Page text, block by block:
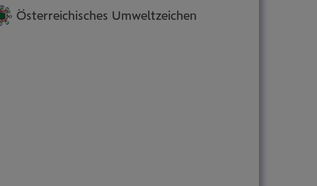
Österreichisches Umweltzeichen